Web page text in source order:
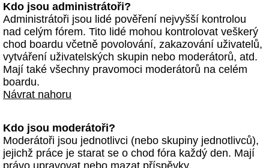
Kdo jsou administrátoři?
Administrátoři jsou lidé pověření nejvyšší kontrolou
nad celým fórem. Tito lidé mohou kontrolovat veškerý
chod boardu včetně povolování, zakazování uživatelů,
vytváření uživatelských skupin nebo moderátorů, atd.
Mají také všechny pravomoci moderátorů na celém
boardu.
Návrat nahoru
Kdo jsou moderátoři?
Moderátoři jsou jednotlivci (nebo skupiny jednotlivců),
jejichž práce je starat se o chod fóra každý den. Mají
právo upravovat nebo mazat příspěvky,